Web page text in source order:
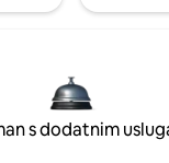
s dodatnim